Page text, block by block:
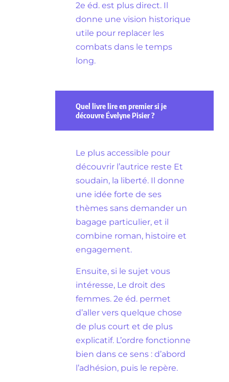
2e éd. est plus direct. Il
donne une vision historique
utile pour replacer les
combats dans le temps
long.
Quel livre lire en premier si je
découvre Évelyne Pisier ?
Le plus accessible pour
découvrir l’autrice reste Et
soudain, la liberté. Il donne
une idée forte de ses
thèmes sans demander un
bagage particulier, et il
combine roman, histoire et
engagement.
Ensuite, si le sujet vous
intéresse, Le droit des
femmes. 2e éd. permet
d’aller vers quelque chose
de plus court et de plus
explicatif. L’ordre fonctionne
bien dans ce sens : d’abord
l’adhésion, puis le repère.